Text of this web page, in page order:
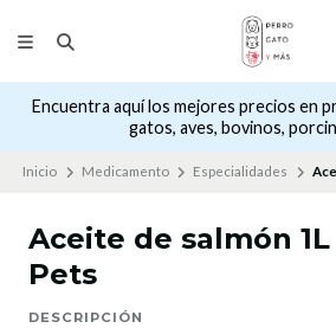
Encuentra aquí los mejores precios en
gatos, aves, bovinos,
Inicio Medicamento Especialidades
Aceite de salmón
Pets
DESCRIPCIÓN